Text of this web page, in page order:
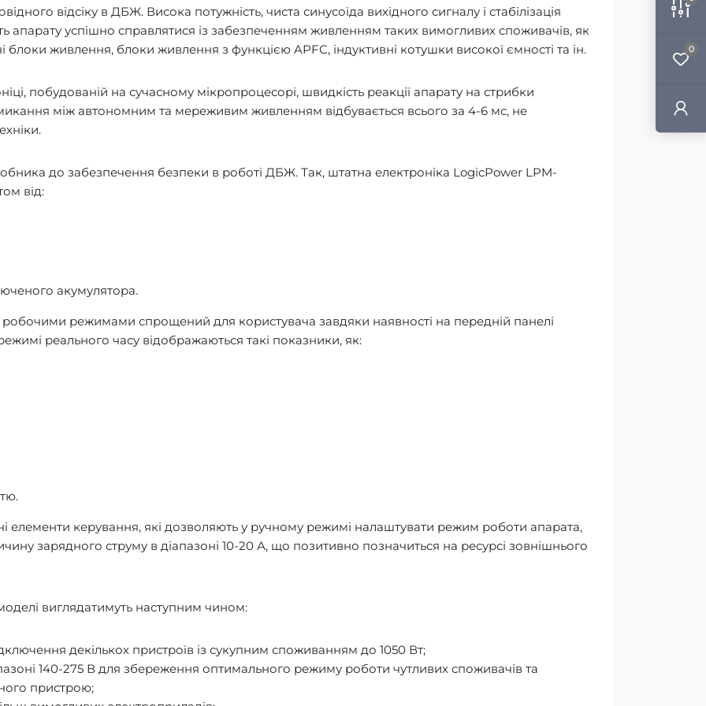
0
відсіку в ДБЖ. Висока потужність, чиста синусоїда вихідного сигналу і стабілізація
апарату успішно справлятися із забезпеченням живленням таких вимогливих споживачів, як
блоки живлення, блоки живлення з функцією APFC, індуктивні котушки високої ємності та ін.
побудованій на сучасному мікропроцесорі, швидкість реакції апарату на стрибки
між автономним та мереживим живленням відбувається всього за 4-6 мс, не
до забезпечення безпеки в роботі ДБЖ. Так, штатна електроніка LogicPower LPM-
від:
акумулятора.
режимами спрощений для користувача завдяки наявності на передній панелі
реального часу відображаються такі показники, як:
елементи керування, які дозволяють у ручному режимі налаштувати режим роботи апарата,
зарядного струму в діапазоні 10-20 А, що позитивно позначиться на ресурсі зовнішнього
виглядатимуть наступним чином:
декількох пристроїв із сукупним споживанням до 1050 Вт;
140-275 В для збереження оптимального режиму роботи чутливих споживачів та
пристрою;